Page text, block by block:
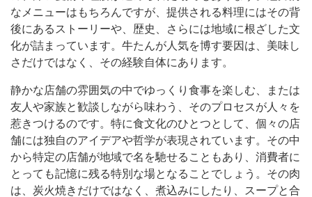
なメニューはもちろんですが、提供される料理にはその背
後にあるストーリーや、歴史、さらには地域に根ざした文
化が詰まっています。牛たんが人気を博す要因は、美味し
さだけではなく、その経験自体にあります。
静かな店舗の雰囲気の中でゆっくり食事を楽しむ、または
友人や家族と歓談しながら味わう、そのプロセスが人々を
惹きつけるのです。特に食文化のひとつとして、個々の店
舗には独自のアイデアや哲学が表現されています。その中
から特定の店舗が地域で名を馳せることもあり、消費者に
とっても記憶に残る特別な場となることでしょう。その肉
は、炭火焼きだけではなく、煮込みにしたり、スープと合